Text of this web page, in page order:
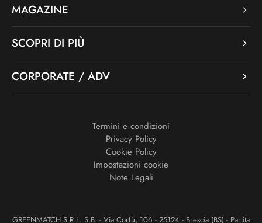
MAGAZINE
SCOPRI DI PIÙ
CORPORATE / ADV
Termini e condizioni
Privacy Policy
Cookie Policy
Impostazioni cookie
Note Legali
GREENMATCH S.R.L. S.B. - Via Corfù, 106 - 25124 - Brescia (BS) - Partita